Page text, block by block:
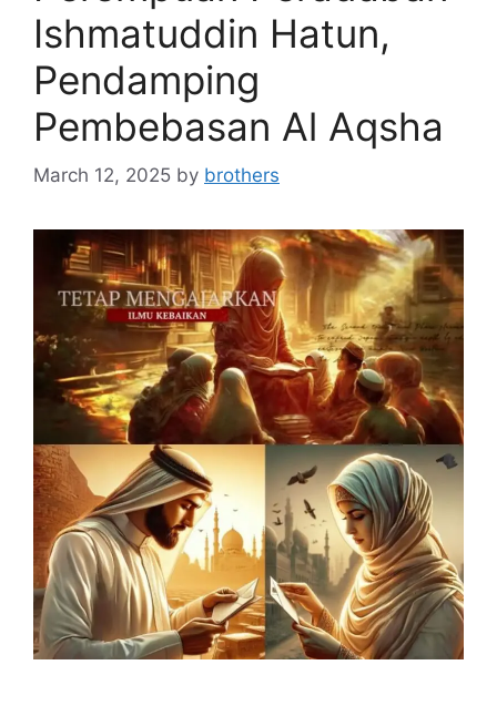
Ishmatuddin Hatun,
Pendamping
Pembebasan Al Aqsha
March 12, 2025 by brothers